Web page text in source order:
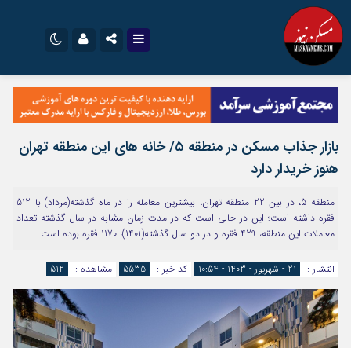
اینستاگرام
تلگرام
سروش
ایتا
آپارات
اپلیکیشن
نام کاربری یا نشانی ایمیل
رمز عبور
مرا به خاطر بسپار
بازار جذاب مسکن در منطقه ۵/ خانه های این منطقه تهران
هنوز خریدار دارد
منطقه 5، در بین 22 منطقه تهران، بیشترین معامله را در ماه گذشته(مرداد) با 512
فقره داشته است؛ این در حالی است که در مدت زمان مشابه در سال گذشته تعداد
معاملات این منطقه، 429 فقره و در دو سال گذشته(1401)، 1170 فقره بوده است.
انتشار : 21 - شهریور - 1403 - 10:54 کد خبر : 5535 مشاهده : 512